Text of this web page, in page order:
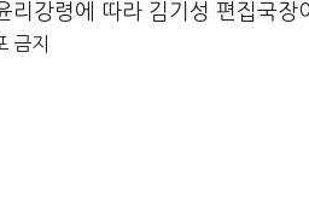
강령에 따라 김기성 편집국장
금지